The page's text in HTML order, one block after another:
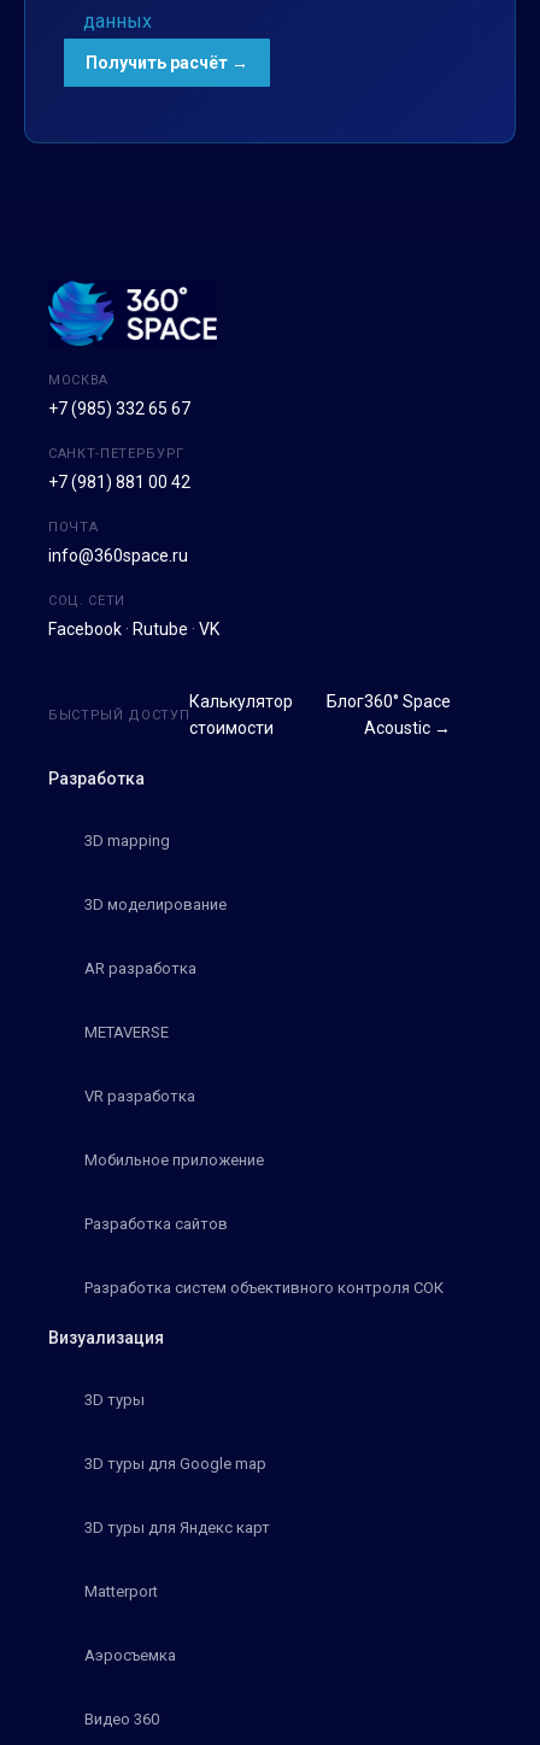
данных
МОСКВА
+7 (985) 332 65 67
САНКТ-ПЕТЕРБУРГ
+7 (981) 881 00 42
ПОЧТА
info@360space.ru
СОЦ. СЕТИ
Facebook · Rutube · VK
Разработка
3D mapping
3D моделирование
AR разработка
METAVERSE
VR разработка
Мобильное приложение
Разработка сайтов
Разработка систем объективного контроля СОК
Визуализация
3D туры
3D туры для Google map
3D туры для Яндекс карт
Matterport
Аэросъемка
Видео 360
БЫСТРЫЙ ДОСТУП
Калькулятор
стоимости
Блог360° Space
Acoustic →